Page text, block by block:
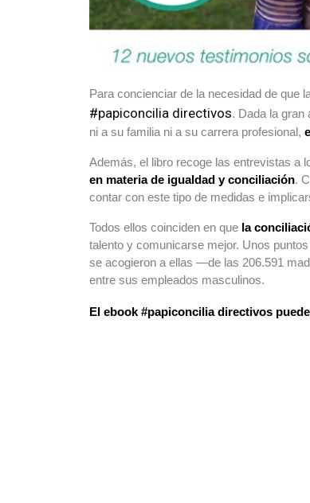
Para concienciar de la necesidad de que
#papiconcilia directivos. Dada la gran
ni a su familia ni a su carrera profesional,
Además, el libro recoge las entrevistas a
en materia de igualdad y conciliación.
contar con este tipo de medidas e
Todos ellos coinciden en que la
talento y comunicarse mejor. Unos
se acogieron a ellas —de las 206.591
entre sus empleados masculinos.
El ebook #papiconcilia directivos